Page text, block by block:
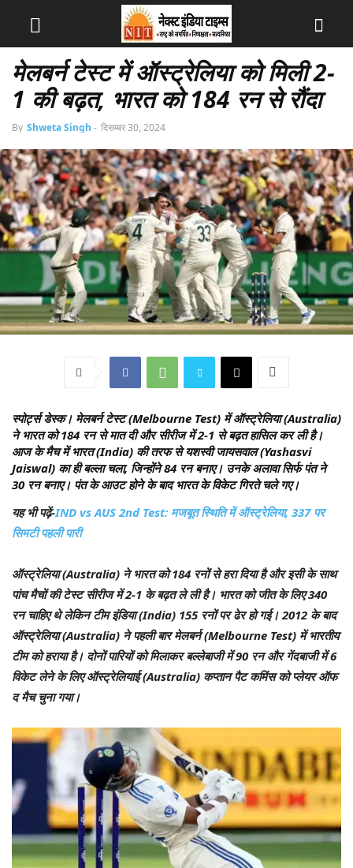
मेलबर्न टेस्ट में ऑस्ट्रेलिया को मिली 2-
1 की बढ़त, भारत को 184 रन से रौंदा
By Shweta Singh - दिसम्बर 30, 2024
स्पोर्ट्स डेस्क। मेलबर्न टेस्ट (Melbourne Test) में ऑस्ट्रेलिया (Australia)
ने भारत को 184 रन से मात दी और सीरीज में 2-1 से बढ़त हासिल कर ली है।
आज के मैच में भारत (India) की तरफ से यशस्वी जायसवाल (Yashasvi
Jaiswal) का ही बल्ला चला, जिन्होंने 84 रन बनाए। उनके अलावा सिर्फ पंत ने
30 रन बनाए। पंत के आउट होने के बाद भारत के विकेट गिरते चले गए।
यह भी पढ़ें-IND vs AUS 2nd Test: मजबूत स्थिति में ऑस्ट्रेलिया, 337 पर
सिमटी पहली पारी
ऑस्ट्रेलिया (Australia) ने भारत को 184 रनों से हरा दिया है और इसी के साथ
पांच मैचों की टेस्ट सीरीज में 2-1 के बढ़त ले ली है। भारत को जीत के लिए 340
रन चाहिए थे लेकिन टीम इंडिया (India) 155 रनों पर ढेर हो गई। 2012 के बाद
ऑस्ट्रेलिया (Australia) ने पहली बार मेलबर्न (Melbourne Test) में भारतीय
टीम को हराया है। दोनों पारियों को मिलाकर बल्लेबाजी में 90 रन और गेंदबाजी में 6
विकेट लेने के लिए ऑस्ट्रेलियाई (Australia) कप्तान पैट कमिंस को प्लेयर ऑफ
द मैच चुना गया।